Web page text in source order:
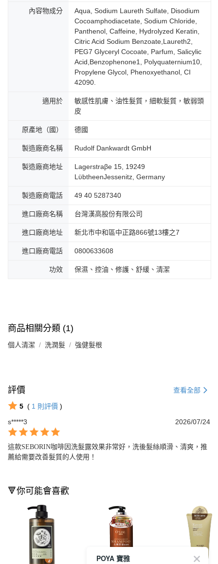
內容物成分
Aqua, Sodium Laureth Sulfate, Disodium
Cocoamphodiacetate, Sodium Chloride,
Panthenol, Caffeine, Hydrolyzed Keratin,
Citric Acid Sodium Benzoate,Laureth2,
PEG7 Glyceryl Cocoate, Parfum, Salicylic
Acid,Benzophenone1, Polyquaternium10,
Propylene Glycol, Phenoxyethanol, CI
42090.
適用於
敏感性肌膚、油性髮質，細軟髮質，敏弱頭
皮
原產地（國） 德國
製造廠商名稱 Rudolf Dankwardt GmbH
製造廠商地址
Lagerstraβe 15, 19249
LϋbtheenJessenіtz, Germany
製造廠商電話 49 40 5287340
進口廠商名稱 台灣漢高股份有限公司
進口廠商地址 新北市中和區中正路866號13樓之7
進口廠商電話 0800633608
功效 保濕、控油、修護、舒緩、清潔
商品相關分類 (1)
個人清潔 洗潤髮 強健髮根
評價 查看全部
5 ( 1 則評價 )
s*****3
2026/07/24
這款SEBORIN咖啡因洗髮露效果非常好，洗後髮絲順滑、清爽，推
薦給需要改善髮質的人使用！
🔻你可能會喜歡
POYA 寶雅